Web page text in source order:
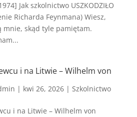
Jak szkolnictwo USZKODZIŁO
Richarda Feynmana) Wiesz,
mnie, skąd tyle pamiętam.
i na Litwie – Wilhelm von
| kwi 26, 2026| Szkolnictwo
i na Litwie – Wilhelm von